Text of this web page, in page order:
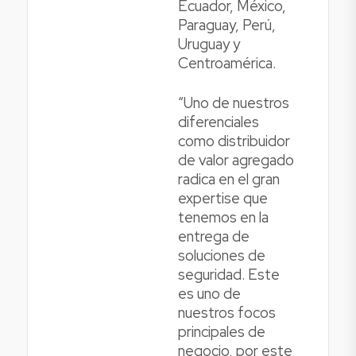
Ecuador, México,
Paraguay, Perú,
Uruguay y
Centroamérica.
“Uno de nuestros
diferenciales
como distribuidor
de valor agregado
radica en el gran
expertise que
tenemos en la
entrega de
soluciones de
seguridad. Este
es uno de
nuestros focos
principales de
negocio, por este